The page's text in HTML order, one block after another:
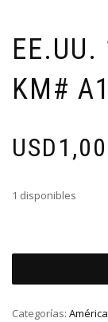
KM#
USD1,00
1 disponibles
Categorías: América